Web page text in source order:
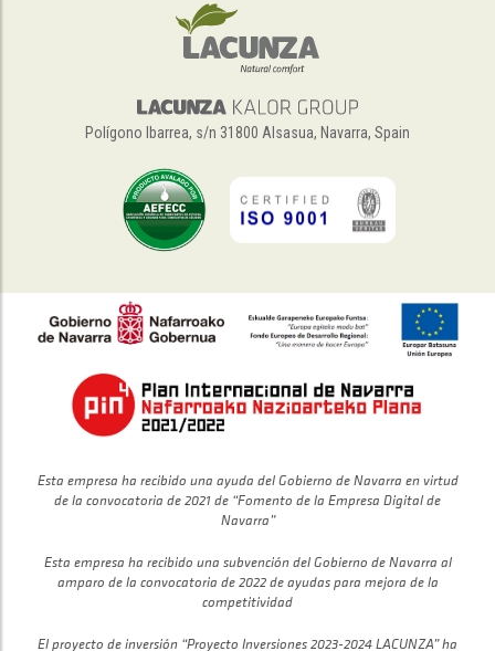
Polígono Ibarrea, s/n 31800 Alsasua, Navarra, Spain
Esta empresa ha recibido una ayuda del Gobierno de Navarra en virtud
de la convocatoria de 2021 de “Fomento de la Empresa Digital de
Navarra”
Esta empresa ha recibido una subvención del Gobierno de Navarra al
amparo de la convocatoria de 2022 de ayudas para mejora de la
competitividad
El proyecto de inversión “Proyecto Inversiones 2023-2024 LACUNZA” ha